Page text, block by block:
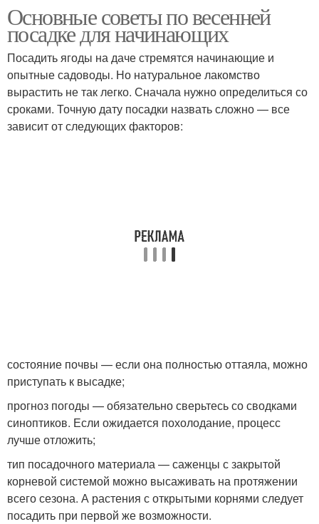
Основные советы по весенней
посадке для начинающих
Посадить ягоды на даче стремятся начинающие и
опытные садоводы. Но натуральное лакомство
вырастить не так легко. Сначала нужно определиться со
сроками. Точную дату посадки назвать сложно — все
зависит от следующих факторов:
состояние почвы — если она полностью оттаяла, можно
приступать к высадке;
прогноз погоды — обязательно сверьтесь со сводками
синоптиков. Если ожидается похолодание, процесс
лучше отложить;
тип посадочного материала — саженцы с закрытой
корневой системой можно высаживать на протяжении
всего сезона. А растения с открытыми корнями следует
посадить при первой же возможности.